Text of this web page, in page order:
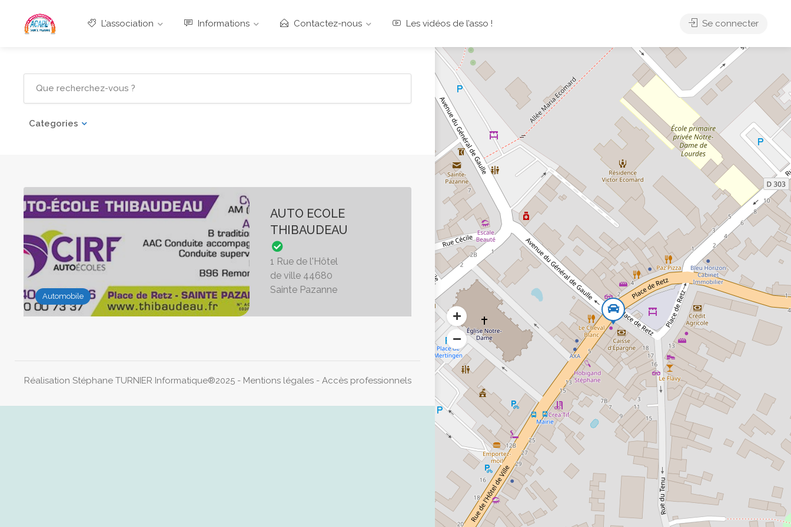
L’association Informations Contactez-nous Les vidéos de l’asso ! Se connecter
Categories
Automobile
AUTO ECOLE
THIBAUDEAU
1 Rue de l'Hôtel
de ville 44680
Sainte Pazanne
Réalisation Stéphane TURNIER Informatique®2025 - Mentions légales- Accès professionnels